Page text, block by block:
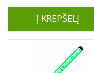
Į KREPŠELĮ